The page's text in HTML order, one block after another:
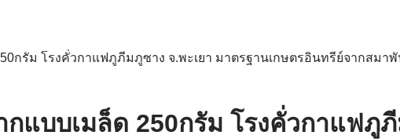
กรัม โรงคั่วกาแฟภูภีมภูซาง จ.พะเยา มาตรฐานเกษตรอินทรีย์จากสมาพั
แบบเมล็ด 250กรัม โรงคั่วกาแฟภู